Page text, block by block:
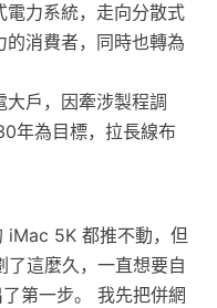
電力系統，走向分散式
消費者，同時也轉為
戶，因牽涉製程調
年為目標，拉長線布
iMac 5K 都推不動，但
這麼久，一直想要自
第一步。 我先把併網